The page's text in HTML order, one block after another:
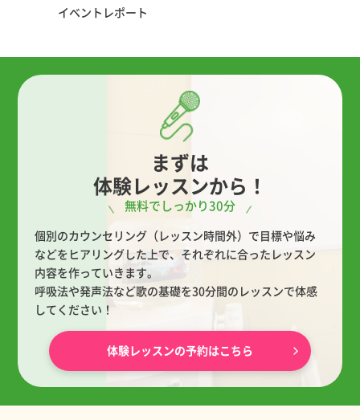
イベントレポート
まずは
体験レッスンから！
無料でしっかり30分
個別のカウンセリング（レッスン時間外）で目標や悩み
などをヒアリングした上で、 それぞれに合ったレッスン
内容を作っていきます。
呼吸法や発声法など歌の基礎を30分間のレッスンで体感
してください！
体験レッスンの予約はこちら